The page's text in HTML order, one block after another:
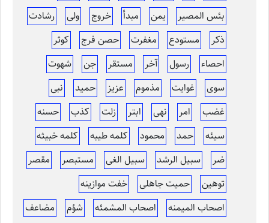
بئس المصیر
یمن مبدأ خروج ولی
رشادت
ذکر
مستودع مغفرت حصن فرج
کوثر
احصاء
رسول آخر مستقر جن
شهوت
سوی
غوایت مذموم عزیز حمید
نبی
غضب
امر نهی ابتر زلت کذب
حسنه
سیئه
حمد محمود کلمه طیبه
کلمه خبیثه
ضر
سبیل الرشد سبیل الغی مستبصر
مقصر
توهین
حمیت جاهلی
خفت موازینه
اصحاب المیمنه
اصحاب المشمئه شؤم
مضاعف